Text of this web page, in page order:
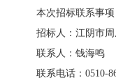
本次招标联系事项
招标人：江阴市
联系人：钱海鸣
联系电话：0510-